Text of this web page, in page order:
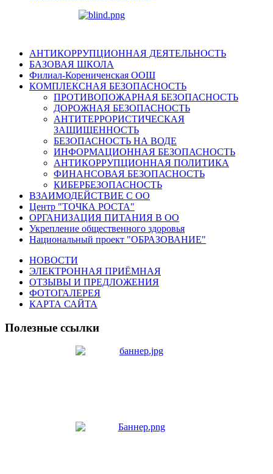
АНТИКОРРУПЦИОННАЯ ДЕЯТЕЛЬНОСТЬ
БАЗОВАЯ ШКОЛА
Филиал-Корениченская ООШ
КОМПЛЕКСНАЯ БЕЗОПАСНОСТЬ
ПРОТИВОПОЖАРНАЯ БЕЗОПАСНОСТЬ
ДОРОЖНАЯ БЕЗОПАСНОСТЬ
АНТИТЕРРОРИСТИЧЕСКАЯ
ЗАЩИЩЕННОСТЬ
БЕЗОПАСНОСТЬ НА ВОДЕ
ИНФОРМАЦИОННАЯ БЕЗОПАСНОСТЬ
АНТИКОРРУПЦИОННАЯ ПОЛИТИКА
ФИНАНСОВАЯ БЕЗОПАСНОСТЬ
КИБЕРБЕЗОПАСНОСТЬ
ВЗАИМОДЕЙСТВИЕ С ОО
Центр "ТОЧКА РОСТА"
ОРГАНИЗАЦИЯ ПИТАНИЯ В ОО
Укрепление общественного здоровья
Национальный проект "ОБРАЗОВАНИЕ"
НОВОСТИ
ЭЛЕКТРОННАЯ ПРИЁМНАЯ
ОТЗЫВЫ И ПРЕДЛОЖЕНИЯ
ФОТОГАЛЕРЕЯ
КАРТА САЙТА
Полезные ссылки